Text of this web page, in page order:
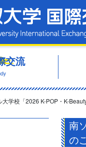
交流
大学校「2026 K-POP・K-
南
の